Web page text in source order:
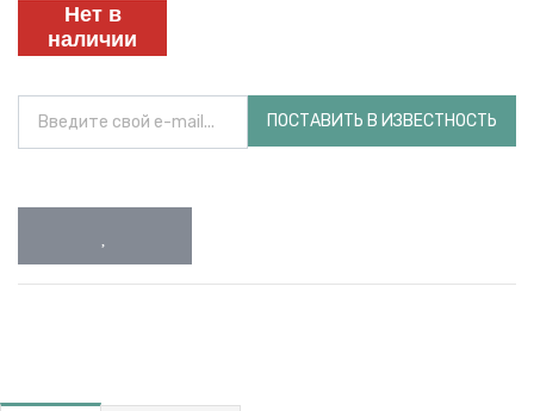
Нет в
наличии
ПОСТАВИТЬ В ИЗВЕСТНОСТЬ